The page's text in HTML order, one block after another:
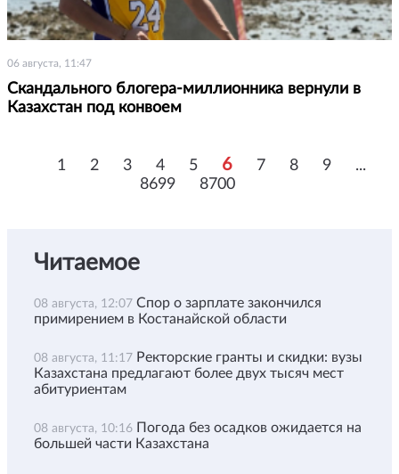
06 августа, 11:47
Скандального блогера-миллионника вернули в
Казахстан под конвоем
1 2 3 4 5 6 7 8 9
...
8699
8700
Читаемое
08 августа, 12:07 Спор о зарплате закончился
примирением в Костанайской области
08 августа, 11:17 Ректорские гранты и скидки: вузы
Казахстана предлагают более двух тысяч мест
абитуриентам
08 августа, 10:16 Погода без осадков ожидается на
большей части Казахстана